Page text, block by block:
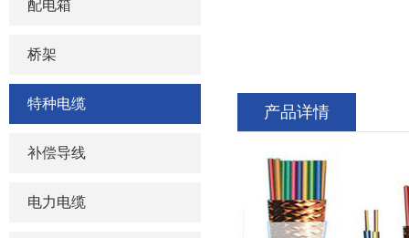
配电箱
桥架
特种电缆
补偿导线
电力电缆
产品详情